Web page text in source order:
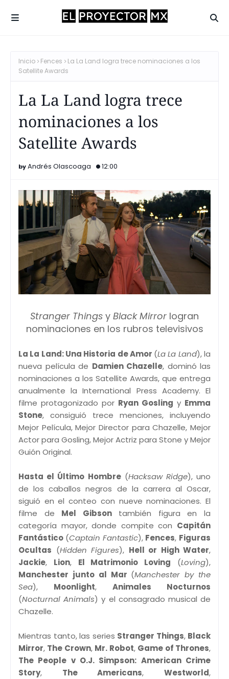
Inicio Fences
La La Land logra trece nominaciones a los
Satellite Awards
La La Land logra trece
nominaciones a los
Satellite Awards
Andrés Olascoaga 12:00
Stranger Things y Black Mirror logran
nominaciones en los rubros televisivos
La La Land: Una Historia de Amor (La La Land), la
nueva película de Damien Chazelle, dominó las
nominaciones a los Satellite Awards, que entrega
anualmente la International Press Academy. El
filme protagonizado por Ryan Gosling y Emma
Stone, consiguió trece menciones, incluyendo
Mejor Película, Mejor Director para Chazelle, Mejor
Actor para Gosling, Mejor Actriz para Stone y Mejor
Guión Original.
Hasta el Último Hombre(Hacksaw Ridge), uno
de los caballos negros de la carrera al Oscar,
siguió en el conteo con nueve nominaciones. El
filme de Mel Gibsontambién figura en la
categoría mayor, donde compite con Capitán
Fantástico (Captain Fantastic), Fences, Figuras
Ocultas (Hidden Figures), Hell or High Water,
Jackie, Lion, El Matrimonio Loving (Loving),
Manchester junto al Mar (Manchester by the
Sea), Moonlight, Animales Nocturnos
(Nocturnal Animals) y el consagrado musical de
Chazelle.
Mientras tanto, las series Stranger Things, Black
Mirror, The Crown, Mr. Robot, Game of Thrones,
The People v O.J. Simpson: American Crime
Story, The Americans,Westworld,